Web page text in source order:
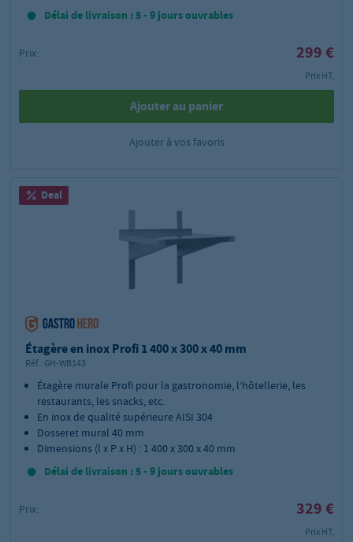
Délai de livraison : 5 - 9 jours ouvrables
Prix: 299 €
Prix HT,
Ajouter au panier
Ajouter à vos favoris
Deal
Étagère en inox Profi 1 400 x 300 x 40 mm
Réf.: GH-WB143
Étagère murale Profi pour la gastronomie, l’hôtellerie, les
restaurants, les snacks, etc.
En inox de qualité supérieure AISI 304
Dosseret mural 40 mm
Dimensions (l x P x H) : 1 400 x 300 x 40 mm
Délai de livraison : 5 - 9 jours ouvrables
Prix: 329 €
Prix HT,